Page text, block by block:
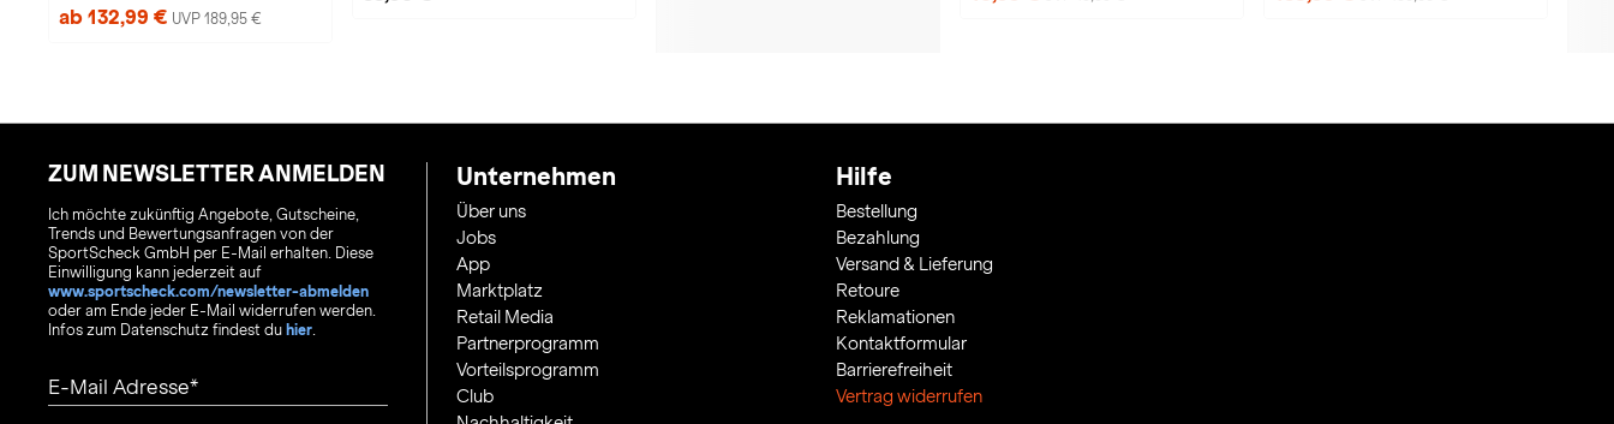
ab 132,99 € UVP 189,95 €
ZUM NEWSLETTER ANMELDEN
Ich möchte zukünftig Angebote, Gutscheine,
Trends und Bewertungsanfragen von der
SportScheck GmbH per E-Mail erhalten. Diese
Einwilligung kann jederzeit auf
www.sportscheck.com/newsletter-abmelden
oder am Ende jeder E-Mail widerrufen werden.
Infos zum Datenschutz findest du hier.
E-Mail Adresse
Unternehmen
Über uns
Jobs
App
Marktplatz
Retail Media
Partnerprogramm
Vorteilsprogramm
Club
Hilfe
Bestellung
Bezahlung
Versand & Lieferung
Retoure
Reklamationen
Kontaktformular
Barrierefreiheit
Vertrag widerrufen